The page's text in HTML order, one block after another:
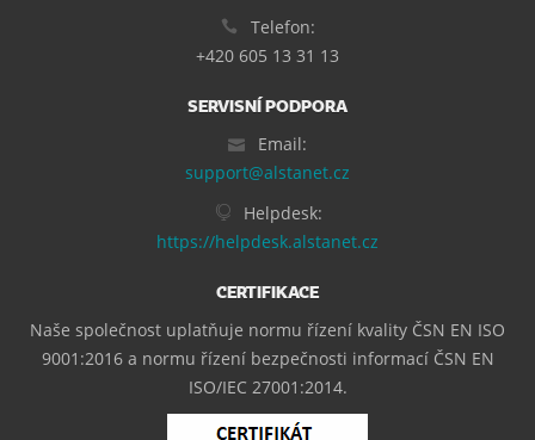
Telefon:
+420 605 13 31 13
SERVISNÍ PODPORA
Email:
support@alstanet.cz
Helpdesk:
https://helpdesk.alstanet.cz
CERTIFIKACE
Naše společnost uplatňuje normu řízení kvality ČSN EN ISO
9001:2016 a normu řízení bezpečnosti informací ČSN EN
ISO/IEC 27001:2014.